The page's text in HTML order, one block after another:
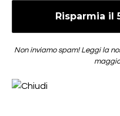
Non inviamo spam! Leggi la